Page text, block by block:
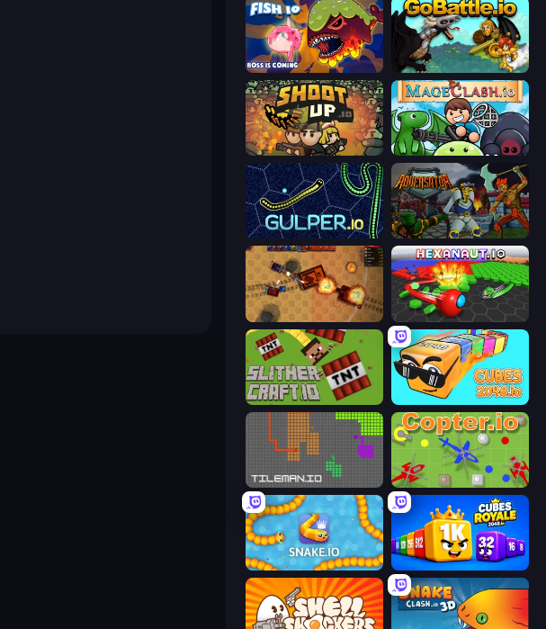
Fish IO GoBattle.io
Shootup.io Mageclash.io
Gulper.io Adversator
Tanko.io Hexanaut.io
SlitherCraft.io Cubes 2048.io
TileMan.io Copter.io
Snake.io Cubes 2048 Royale